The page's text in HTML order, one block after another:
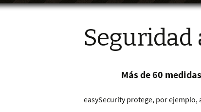
Seguridad
Más de 60
easySecurity protege, por ejemplo,